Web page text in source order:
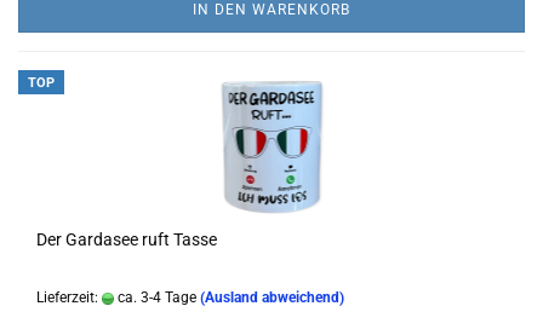
IN DEN WARENKORB
TOP
Der Gardasee ruft Tasse
Lieferzeit: ca. 3-4 Tage (Ausland abweichend)